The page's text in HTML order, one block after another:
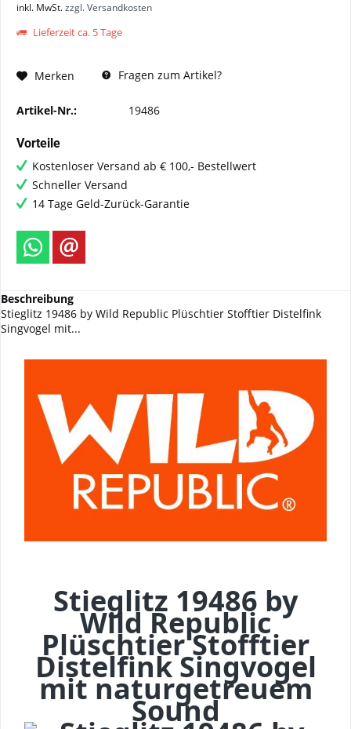
inkl. MwSt.zzgl. Versandkosten
Lieferzeit ca. 5 Tage
Merken Fragen zum Artikel?
Artikel-Nr.: 19486
Vorteile
Kostenloser Versand ab € 100,- Bestellwert
Schneller Versand
14 Tage Geld-Zurück-Garantie
Beschreibung
Stieglitz 19486 by Wild Republic Plüschtier Stofftier Distelfink
Singvogel mit...
Stieglitz 19486 by
Wild Republic
Plüschtier Stofftier
Distelfink Singvogel
mit naturgetreuem
Sound